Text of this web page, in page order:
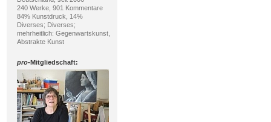
240 Werke, 901 Kommentare
84% Kunstdruck, 14%
Diverses; Diverses;
mehrheitlich: Gegenwartskunst,
Abstrakte Kunst
pro-Mitgliedschaft: